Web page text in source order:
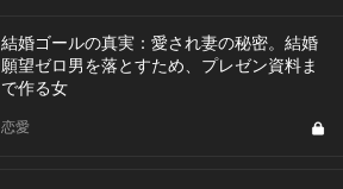
結婚ゴールの真実：愛され妻の秘密。結婚
願望ゼロ男を落とすため、プレゼン資料ま
で作る女
恋愛